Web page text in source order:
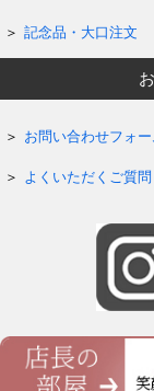
記念品・大口注文
お問い合わせフォー
よくいただくご質問